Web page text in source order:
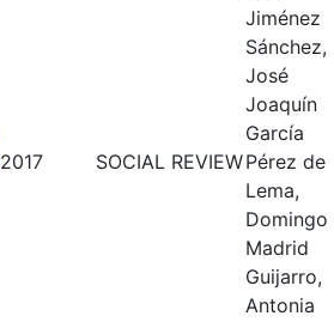
2017 SOCIAL REVIEW
Jiménez
Sánchez,
José
Joaquín
García
Pérez de
Lema,
Domingo
Madrid
Guijarro,
Antonia